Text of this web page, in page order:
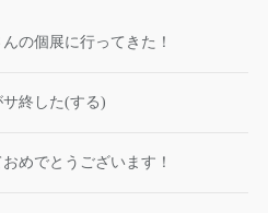
の個展に行ってきた！
終した(する)
めでとうございます！